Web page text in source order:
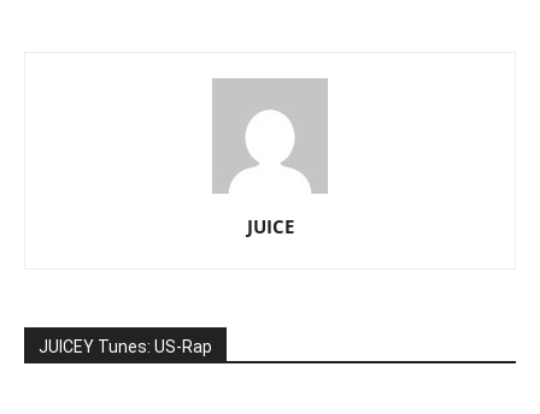
JUICE
JUICEY Tunes: US-Rap